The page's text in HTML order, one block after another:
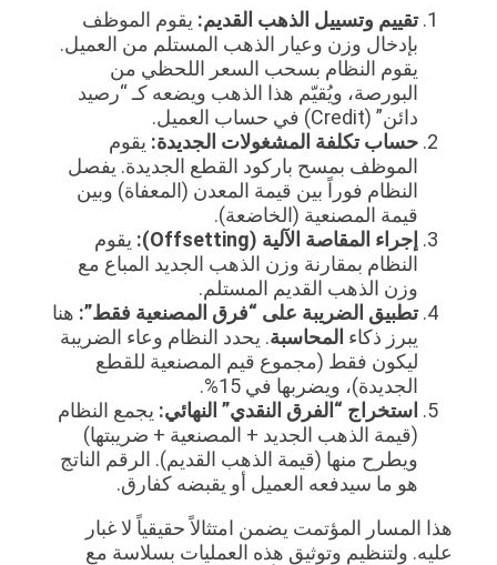
تقييم وتسييل الذهب القديم: يقوم الموظف
بإدخال وزن وعيار الذهب المستلم من العميل.
يقوم النظام بسحب السعر اللحظي من
البورصة، ويُقيّم هذا الذهب ويضعه كـ “رصيد
دائن” (Credit) في حساب العميل.
حساب تكلفة المشغولات الجديدة: يقوم
الموظف بمسح باركود القطع الجديدة. يفصل
النظام فوراً بين قيمة المعدن (المعفاة) وبين
قيمة المصنعية (الخاضعة).
إجراء المقاصة الآلية (Offsetting):
يقوم
النظام بمقارنة وزن الذهب الجديد المباع مع
وزن الذهب القديم المستلم.
تطبيق الضريبة على “فرق المصنعية فقط”: هنا
يبرز ذكاء المحاسبة. يحدد النظام وعاء الضريبة
ليكون فقط (مجموع قيم المصنعية للقطع
الجديدة)، ويضربها في 15%.
استخراج “الفرق النقدي” النهائي: يجمع النظام
(قيمة الذهب الجديد + المصنعية + ضريبتها)
ويطرح منها (قيمة الذهب القديم). الرقم الناتج
هو ما سيدفعه العميل أو يقبضه كفارق.
هذا المسار المؤتمت يضمن امتثالاً حقيقياً لا غبار
عليه. ولتنظيم وتوثيق هذه العمليات بسلاسة مع